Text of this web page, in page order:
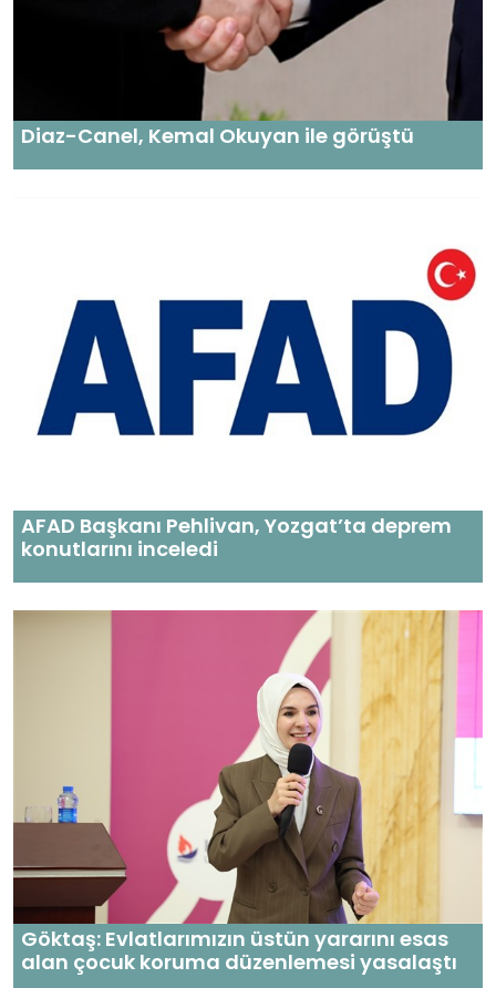
Diaz-Canel, Kemal Okuyan ile görüştü
AFAD Başkanı Pehlivan, Yozgat’ta deprem
konutlarını inceledi
Göktaş: Evlatlarımızın üstün yararını esas
alan çocuk koruma düzenlemesi yasalaştı